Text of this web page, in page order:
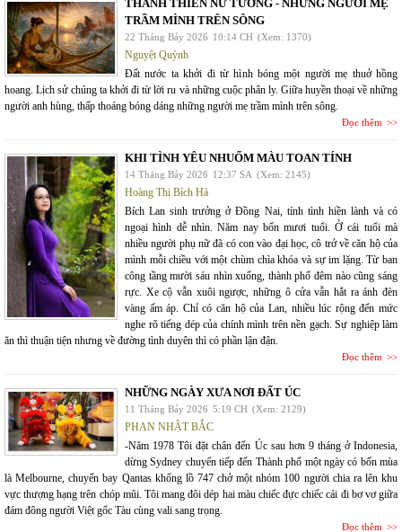
THÁNH THIÊN NỮ TƯỚNG - NHỮNG NGƯỜI MẸ
TRẦM MÌNH TRÊN SÔNG
22 Tháng Bảy 2026 10:14 CH (Xem: 1370)
Nguyệt Quỳnh
Đất nước ta khởi đi từ hình bóng một người mẹ thuở hồng
hoang. Lịch sử chúng ta khởi đi từ lời ru và những cuộc phân ly. Giữa huyền thoại về những
người anh hùng, thấp thoáng bóng dáng những người mẹ trầm mình trên sông.
Đọc thêm
KHI TÌNH YÊU NHUỐM MÀU TOAN TÍNH
14 Tháng Bảy 2026 12:37 SA (Xem: 2145)
Hoàng Thị Bích Hà
Bích Lan sinh trưởng ở Đồng Nai, tính tình hiền lành và có
ngoại hình dễ nhìn. Năm nay bốn mươi tuổi. Ở cái tuổi mà
nhiều người phụ nữ đã có con vào đại học, cô trở về căn hộ của
mình mỗi chiều với một chùm chìa khóa và sự im lặng. Từ ban
công tầng mười sáu nhìn xuống, thành phố đêm nào cũng sáng
rực. Xe cộ vẫn xuôi ngược, những ô cửa vẫn hắt ra ánh đèn
vàng ấm áp. Chỉ có căn hộ của Lan, nhiều lúc rộng đến mức
nghe rõ tiếng dép của chính mình trên nền gạch. Sự nghiệp làm
ăn thì thuận tiện nhưng về đường tình duyên thì có phần lận đận.
Đọc thêm
NHỮNG NGÀY XƯA NƠI ĐẤT ÚC
11 Tháng Bảy 2026 5:19 CH (Xem: 2129)
PHAN NHẬT BẮC
-Năm 1978 Tôi đặt chân đến Úc sau hơn 9 tháng ở Indonesia,
dừng Sydney chuyển tiếp đến Thành phố một ngày có bốn mùa
là Melbourne, chuyến bay Qantas khổng lồ 747 chở một nhóm 100 người chia ra lên khu
vực thượng hạng trên chóp mũi. Tôi mang đôi dép hai màu chiếc đực chiếc cái đi bơ vơ giữa
đám đông người Việt gốc Tàu cùng vali sang trọng.
Đọc thêm